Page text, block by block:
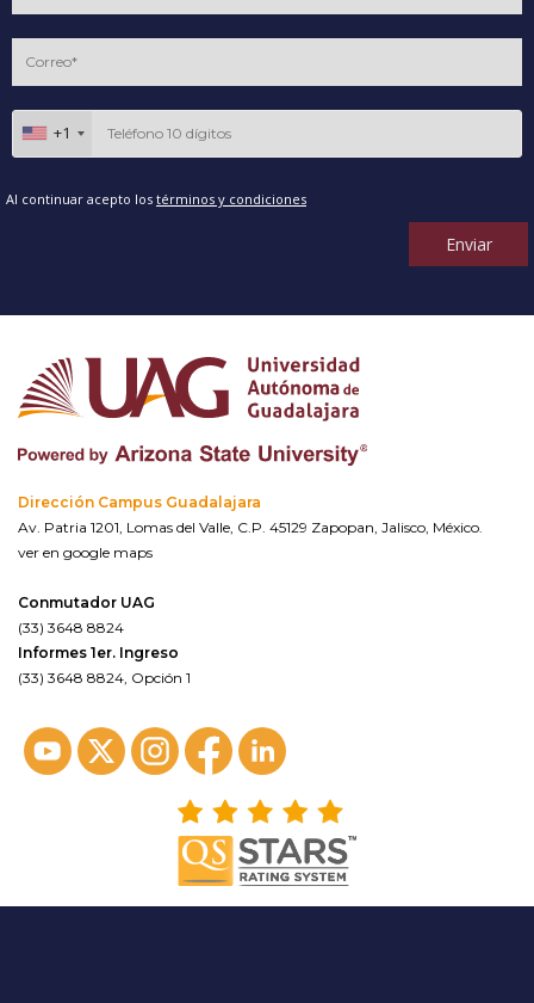
+1
Al continuar acepto los términos y condiciones
Enviar
Dirección Campus Guadalajara
Av. Patria 1201, Lomas del Valle, C.P. 45129 Zapopan, Jalisco, México.
ver en google maps
Conmutador UAG
(33) 3648 8824
Informes 1er. Ingreso
(33) 3648 8824, Opción 1